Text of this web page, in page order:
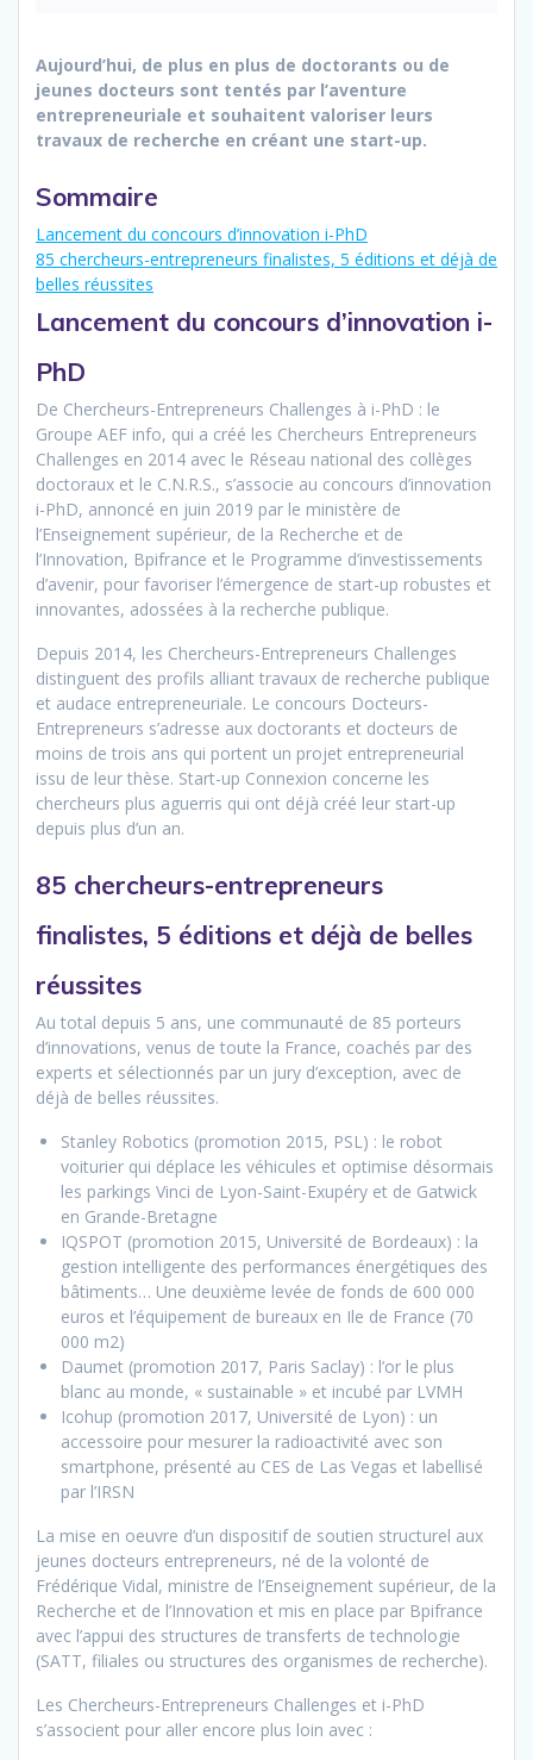
Aujourd’hui, de plus en plus de doctorants ou de
jeunes docteurs sont tentés par l’aventure
entrepreneuriale et souhaitent valoriser leurs
travaux de recherche en créant une start-up.
Sommaire
Lancement du concours d’innovation i-PhD
85 chercheurs-entrepreneurs finalistes, 5 éditions et déjà de
belles réussites
Lancement du concours d’innovation i-
PhD
De Chercheurs-Entrepreneurs Challenges à i-PhD : le
Groupe AEF info, qui a créé les Chercheurs Entrepreneurs
Challenges en 2014 avec le Réseau national des collèges
doctoraux et le C.N.R.S., s’associe au concours d’innovation
i-PhD, annoncé en juin 2019 par le ministère de
l’Enseignement supérieur, de la Recherche et de
l’Innovation, Bpifrance et le Programme d’investissements
d’avenir, pour favoriser l’émergence de start-up robustes et
innovantes, adossées à la recherche publique.
Depuis 2014, les Chercheurs-Entrepreneurs Challenges
distinguent des profils alliant travaux de recherche publique
et audace entrepreneuriale. Le concours Docteurs-
Entrepreneurs s’adresse aux doctorants et docteurs de
moins de trois ans qui portent un projet entrepreneurial
issu de leur thèse. Start-up Connexion concerne les
chercheurs plus aguerris qui ont déjà créé leur start-up
depuis plus d’un an.
85 chercheurs-entrepreneurs
finalistes, 5 éditions et déjà de belles
réussites
Au total depuis 5 ans, une communauté de 85 porteurs
d’innovations, venus de toute la France, coachés par des
experts et sélectionnés par un jury d’exception, avec de
déjà de belles réussites.
Stanley Robotics (promotion 2015, PSL) : le robot
voiturier qui déplace les véhicules et optimise désormais
les parkings Vinci de Lyon-Saint-Exupéry et de Gatwick
en Grande-Bretagne
IQSPOT (promotion 2015, Université de Bordeaux) : la
gestion intelligente des performances énergétiques des
bâtiments… Une deuxième levée de fonds de 600 000
euros et l’équipement de bureaux en Ile de France (70
000 m2)
Daumet (promotion 2017, Paris Saclay) : l’or le plus
blanc au monde, « sustainable » et incubé par LVMH
Icohup (promotion 2017, Université de Lyon) : un
accessoire pour mesurer la radioactivité avec son
smartphone, présenté au CES de Las Vegas et labellisé
par l’IRSN
La mise en oeuvre d’un dispositif de soutien structurel aux
jeunes docteurs entrepreneurs, né de la volonté de
Frédérique Vidal, ministre de l’Enseignement supérieur, de la
Recherche et de l’Innovation et mis en place par Bpifrance
avec l’appui des structures de transferts de technologie
(SATT, filiales ou structures des organismes de recherche).
Les Chercheurs-Entrepreneurs Challenges et i-PhD
s’associent pour aller encore plus loin avec :